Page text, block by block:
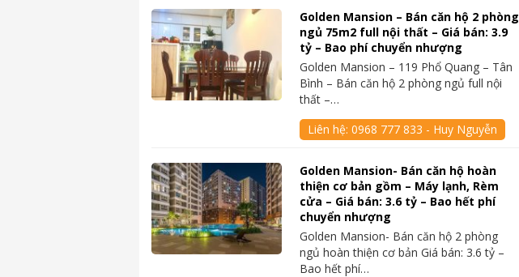
Golden Mansion – Bán căn hộ 2 phòng
ngủ 75m2 full nội thất – Giá bán: 3.9
tỷ – Bao phí chuyển nhượng
Golden Mansion – 119 Phổ Quang – Tân
Bình – Bán căn hộ 2 phòng ngủ full nội
thất –…
Liên hệ:0968 777 833 - Huy Nguyễn
Golden Mansion- Bán căn hộ hoàn
thiện cơ bản gồm – Máy lạnh, Rèm
cửa – Giá bán: 3.6 tỷ – Bao hết phí
chuyển nhượng
Golden Mansion- Bán căn hộ 2 phòng
ngủ hoàn thiện cơ bản Giá bán: 3.6 tỷ –
Bao hết phí…